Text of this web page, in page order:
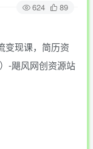
624 89